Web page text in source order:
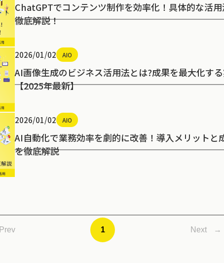
ChatGPTでコンテンツ制作を効率化！具体的な活
徹底解説！
2026/01/02 AIO
AI画像生成のビジネス活用法とは?成果を最大化す
【2025年最新】
2026/01/02 AIO
AI自動化で業務効率を劇的に改善！導入メリットと
を徹底解説
Prev 1 Next →